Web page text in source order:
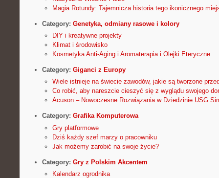
Magia Rotundy: Tajemnicza historia tego ikonicznego
Category: Genetyka, odmiany rasowe i kolory
DIY i kreatywne projekty
Klimat i środowisko
Kosmetyka Anti-Aging i Aromaterapia i Olejki Eteryczne
Category: Giganci z Europy
Wiele istnieje na świecie zawodów, jakie są tworzone
Co robić, aby nareszcie cieszyć się z wyglądu swojego
Acuson – Nowoczesne Rozwiązania w Dziedzinie USG
Category: Grafika Komputerowa
Gry platformowe
Dziś każdy szef marzy o pracowniku
Jak możemy zarobić na swoje życie?
Category: Gry z Polskim Akcentem
Kalendarz ogrodnika